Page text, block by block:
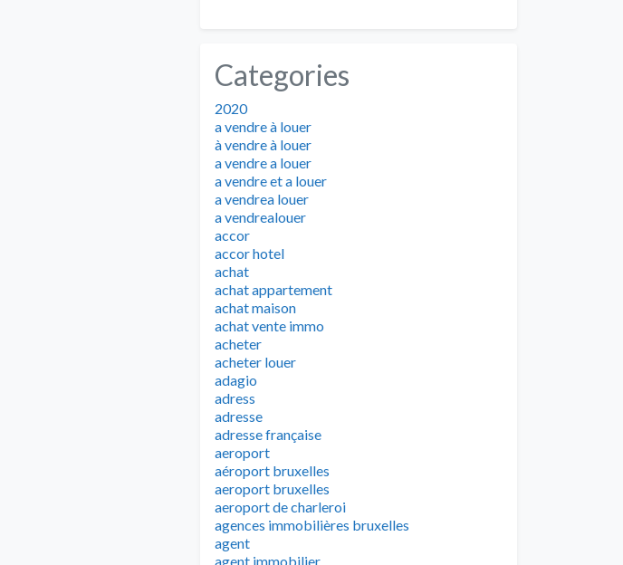
Categories
2020
a vendre à louer
à vendre à louer
a vendre a louer
a vendre et a louer
a vendrea louer
a vendrealouer
accor
accor hotel
achat
achat appartement
achat maison
achat vente immo
acheter
acheter louer
adagio
adress
adresse
adresse française
aeroport
aéroport bruxelles
aeroport bruxelles
aeroport de charleroi
agences immobilières bruxelles
agent
agent immobilier